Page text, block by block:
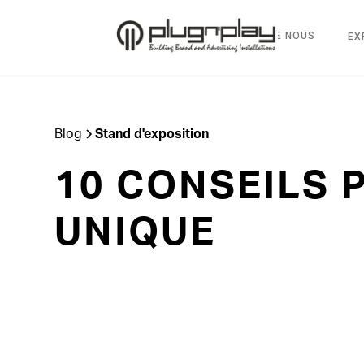
ACCUEIL À PROPOS DE NOUS
Blog Stand d'exposition
10 CONSEILS
UNIQUE